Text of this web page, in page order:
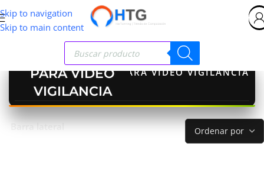
Skip to navigation
Skip to main content
PARA VIDEO
VIGILANCIA
Inicio>PARA VIDEO VIGILANCIA
Barra lateral